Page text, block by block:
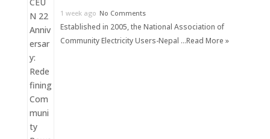
1 week ago No Comments
Established in 2005, the National Association of
Community Electricity Users-Nepal …Read More »